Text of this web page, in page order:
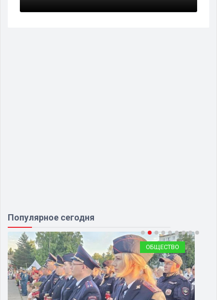
Популярное сегодня
ОБЩЕСТВО